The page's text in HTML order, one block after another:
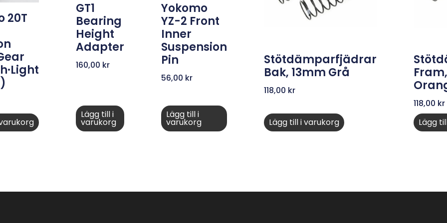
20T
GT1
Bearing
Height
Adapter
160,00 kr
Lägg till i
varukorg
Yokomo
YZ-2 Front
Inner
Suspension
Pin
56,00 kr
Lägg till i
varukorg
Stötdämparfjädrar
Bak, 13mm Grå
118,00 kr
Lägg till i varukorg
118,00 kr
Lägg